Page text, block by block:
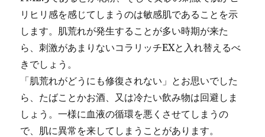
リヒリ感を感じてしまうのは敏感肌であることを示
します。肌荒れが発生することが多い時期が来た
ら、刺激があまりないコラリッチEXと入れ替えるべ
きでしょう。
「肌荒れがどうにも修復されない」とお思いでした
ら、たばことかお酒、又は冷たい飲み物は回避しま
しょう。一様に血液の循環を悪くさせてしまうの
で、肌に異常を来してしまうことがあります。